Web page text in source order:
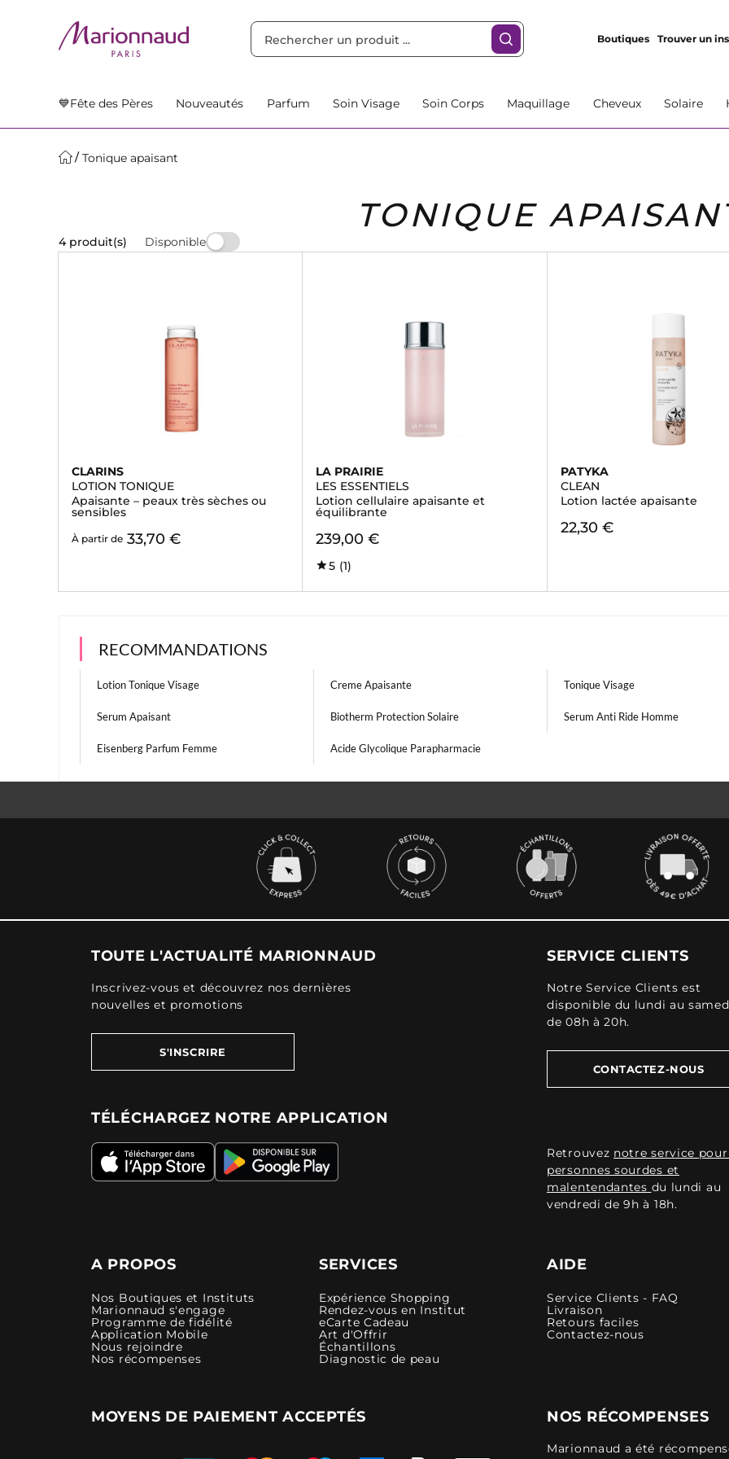
Boutiques Trouver un
💙Fête des Pères Nouveautés Parfum Soin Visage Soin Corps Maquillage Cheveux Solaire
Tonique apaisant
TONIQUE
4 produit(s) Disponible
CLARINS
LOTION TONIQUE
Apaisante – peaux très sèches ou
sensibles
À partir de 33,70 €
LA PRAIRIE
LES ESSENTIELS
Lotion cellulaire apaisante et
équilibrante
239,00 €
5 (1)
PATYKA
CLEAN
Lotion lactée apaisante
22,30 €
RECOMMANDATIONS
Lotion Tonique Visage Creme Apaisante Tonique Visage
Serum Apaisant Biotherm Protection Solaire Serum Anti Ride Homme
Eisenberg Parfum Femme Acide Glycolique Parapharmacie
TOUTE L'ACTUALITÉ MARIONNAUD
Inscrivez-vous et découvrez nos dernières
nouvelles et promotions
S'INSCRIRE
TÉLÉCHARGEZ NOTRE APPLICATION
SERVICE CLIENTS
Notre Service Clients est
disponible du lundi au
de 08h à 20h.
CONTACTEZ-NOUS
Retrouvez notre service
personnes sourdes et
malentendantes du lundi au
vendredi de 9h à 18h.
A PROPOS
Nos Boutiques et Instituts
Marionnaud s'engage
Programme de fidélité
Application Mobile
Nous rejoindre
Nos récompenses
SERVICES
Expérience Shopping
Rendez-vous en Institut
eCarte Cadeau
Art d'Offrir
Échantillons
Diagnostic de peau
AIDE
Service Clients - FAQ
Livraison
Retours faciles
Contactez-nous
MOYENS DE PAIEMENT ACCEPTÉS NOS RÉCOMPENSES
Marionnaud a été